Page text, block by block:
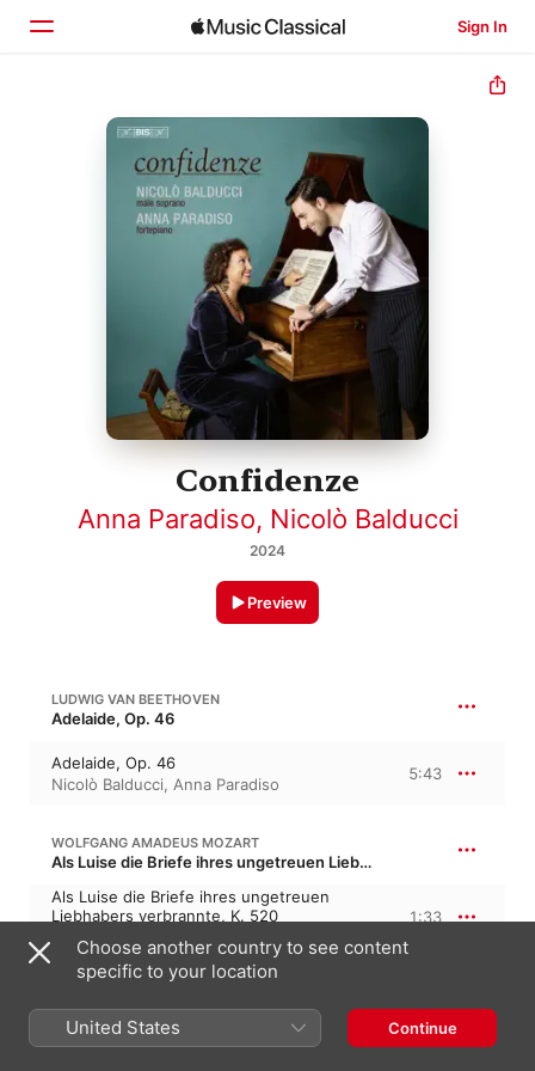
Sign In
Home
Browse
Search
Confidenze
Anna Paradiso, Nicolò Balducci
2024
Preview
LUDWIG VAN BEETHOVEN
Adelaide, Op. 46
Adelaide, Op. 46
Nicolò Balducci, Anna Paradiso
5:43
WOLFGANG AMADEUS MOZART
Als Luise die Briefe ihres ungetreuen Liebhabers verbrannte, K. 520, KV 520 · “As Louise Was Burning the Letters of Her Unfaithful Lover”
Als Luise die Briefe ihres ungetreuen
Liebhabers verbrannte, K. 520
Nicolò Balducci
Anna Paradiso
1:33
WOLFGANG AMADEUS MOZART
Abendempfindung an Laura, K. 523, KV 523 · “Evening Feeling”
Abendempfindung an Laura, K. 523
Choose another country to see content
specific to your location
United States Continue